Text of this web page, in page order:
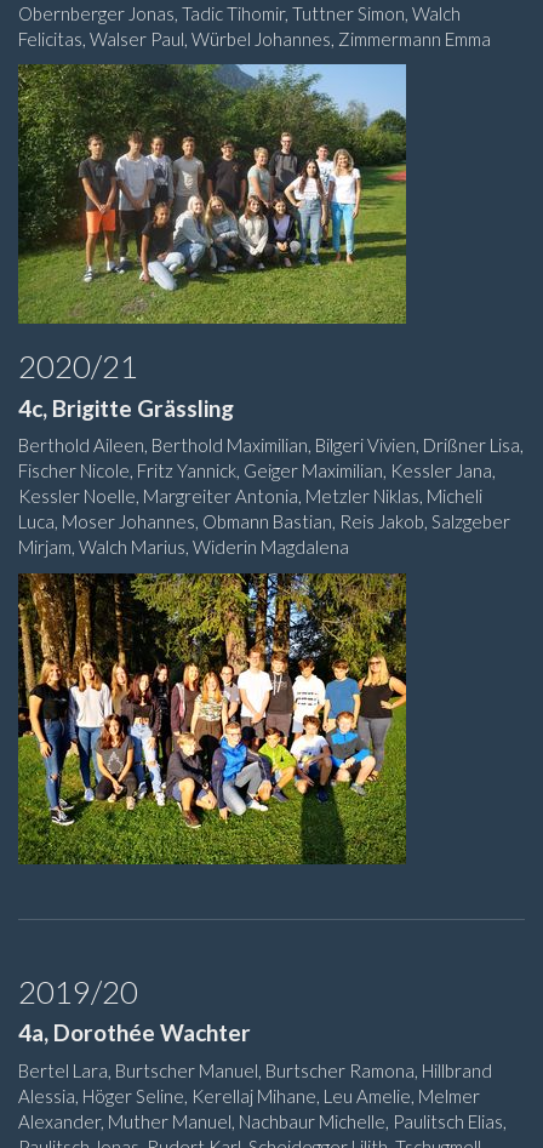
Obernberger Jonas, Tadic Tihomir, Tuttner Simon, Walch
Felicitas, Walser Paul, Würbel Johannes, Zimmermann Emma
2020/21
4c, Brigitte Grässling
Berthold Aileen, Berthold Maximilian, Bilgeri Vivien, Drißner Lisa,
Fischer Nicole, Fritz Yannick, Geiger Maximilian, Kessler Jana,
Kessler Noelle, Margreiter Antonia, Metzler Niklas, Micheli
Luca, Moser Johannes, Obmann Bastian, Reis Jakob, Salzgeber
Mirjam, Walch Marius, Widerin Magdalena
2019/20
4a, Dorothée Wachter
Bertel Lara, Burtscher Manuel, Burtscher Ramona, Hillbrand
Alessia, Höger Seline, Kerellaj Mihane, Leu Amelie, Melmer
Alexander, Muther Manuel, Nachbaur Michelle, Paulitsch Elias,